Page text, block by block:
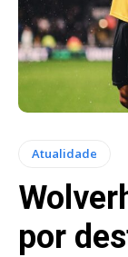
Atualidade
por